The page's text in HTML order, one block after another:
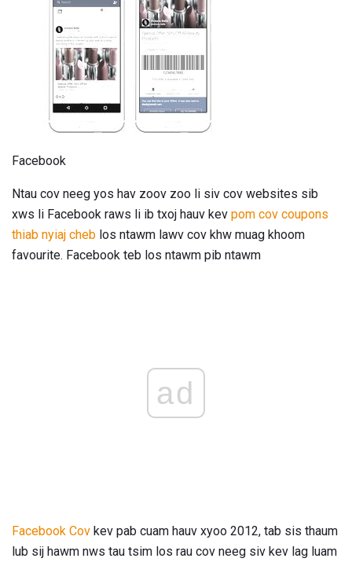
Facebook
Ntau cov neeg yos hav zoov zoo li siv cov websites sib
xws li Facebook raws li ib txoj hauv kev pom cov coupons
thiab nyiaj cheb los ntawm lawv cov khw muag khoom
favourite. Facebook teb los ntawm pib ntawm
ad
Facebook Cov kev pab cuam hauv xyoo 2012, tab sis thaum
lub sij hawm nws tau tsim los rau cov neeg siv kev lag luam